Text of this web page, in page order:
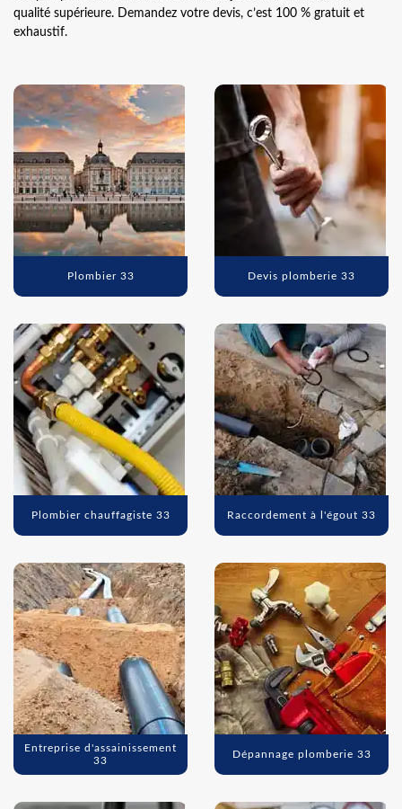
qualité supérieure. Demandez votre devis, c’est 100 % gratuit et
exhaustif.
Plombier 33 Devis plomberie 33
Plombier chauffagiste 33 Raccordement à l'égout 33
Entreprise d'assainissement
33
Dépannage plomberie 33